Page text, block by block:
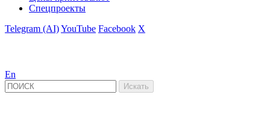
Спецпроекты
Telegram (AI)YouTube Facebook X
En